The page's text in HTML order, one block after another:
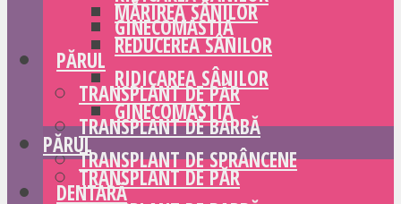
GINECOMASTIA
PĂRUL
TRANSPLANT DE PĂR
TRANSPLANT DE BARBĂ
TRANSPLANT DE SPRÂNCENE
DENTARĂ
MĂRIREA SÂNILOR
REDUCEREA SÂNILOR
RIDICAREA SÂNILOR
GINECOMASTIA
PĂRUL
TRANSPLANT DE PĂR